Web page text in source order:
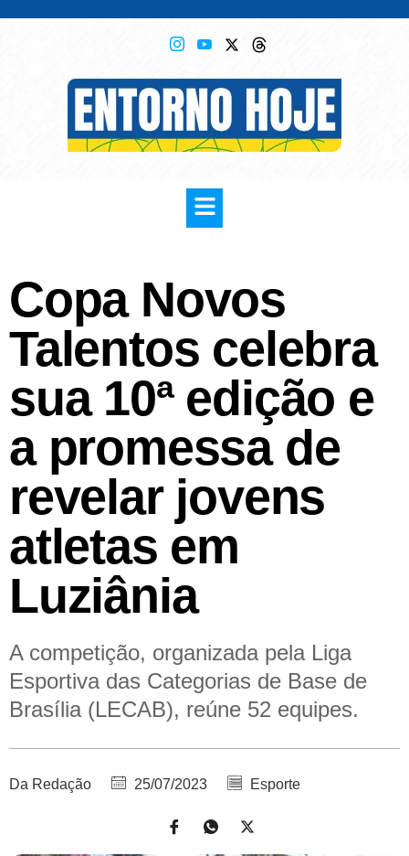
Copa Novos
Talentos celebra
sua 10ª edição e
a promessa de
revelar jovens
atletas em
Luziânia
A competição, organizada pela Liga
Esportiva das Categorias de Base de
Brasília (LECAB), reúne 52 equipes.
Da Redação 25/07/2023 Esporte